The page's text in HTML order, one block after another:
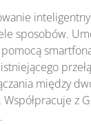
sposobów.
między
z